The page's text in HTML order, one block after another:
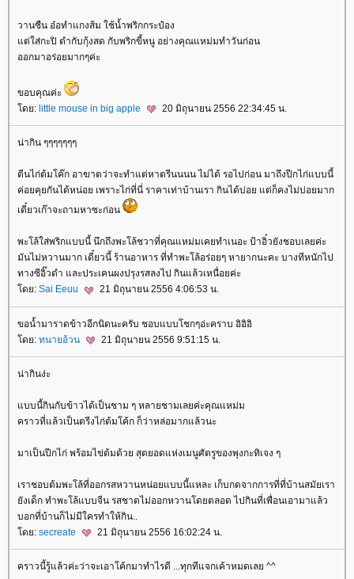
วานซืน อ๋อทำแกงส้ม ใช้น้ำพริกกระป๋อง
ต่ใส่กะปิ ตำกับกุ้งสด กับพริกขี้หนู อย่างคุณแหม่มทำวันก่อน
ออกมาอร่อยมากๆค่ะ
ขอบคุณค่ะ
ดย: little mouse in big apple 20 มิถุนายน 2556 22:34:45 น.
น่ากิน ๆๆๆๆๆๆๆ
ตีนไก่ต้มโค๊ก อาฆาตว่าจะทำแต่หาตรีนนนน ไม่ได้ รอไปก่อน มาถึงปีกไก่แบบนี้
ค่อยคุยกันได้หน่อย เพราะไก่ที่นี่ ราคาเท่าบ้านเรา กินได้บ่อย แต่ก็คงไม่บ่อยมาก
เดี๋ยวเก๊าจะถามหาซะก่อน
พะโล้ใส่พริกแบบนี้ นึกถึงพะโล้ชวาที่คุณแหม่มเคยทำเนอะ ป้าอิ๋วยังชอบเลยค่ะ
มันไม่หวานมาก เดี๋ยวนี้ ร้านอาหาร ที่ทำพะโล้อร่อยๆ หายากนะคะ บางทีหนักไป
ทางซีอิ๊วดำ และประเคนผงปรุงรสลงไป กินแล้วเหนื่อยค่ะ
ดย: Sai Eeuu 21 มิถุนายน 2556 4:06:53 น.
ขอน้ำมาราดข้าวอีกนิดนะครับ ชอบแบบโชกๆอ่ะคราบ อิอิอิ
ดย: ทนายอ้วน 21 มิถุนายน 2556 9:51:15 น.
น่ากินง่ะ
บบนี้กินกับข้าวได้เป็นชาม ๆ หลายชามเลยค่ะคุณแหม่ม
คราวที่แล้วเป็นตรีงไก่ต้มโค้ก ก็ว่าหล่อมากแล้วนะ
มาเป็นปีกไก่ พร้อมไข่ต้มด้วย สุดยอดแห่งเมนูศัตรูของพุงกะทิเจง ๆ
เราชอบต้มพะโล้ที่ออกรสหวานหน่อยแบบนี้แหละ เก็บกดจากการที่ที่บ้านสมัยเรา
ังเด็ก ทำพะโล้แบบจีน รสชาดไม่ออกหวานโดยตลอด ไปกินที่เพื่อนเอามาแล้ว
บอกที่บ้านก็ไม่มีใครทำให้กิน..
ดย: secreate 21 มิถุนายน 2556 16:02:24 น.
คราวนี้รู้แล้วค่ะว่าจะเอาโค้กมาทำไรดี ...ทุกทีแจกเค้าหมดเลย ^^